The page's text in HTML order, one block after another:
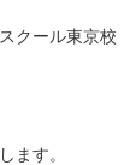
クール東京
ます。